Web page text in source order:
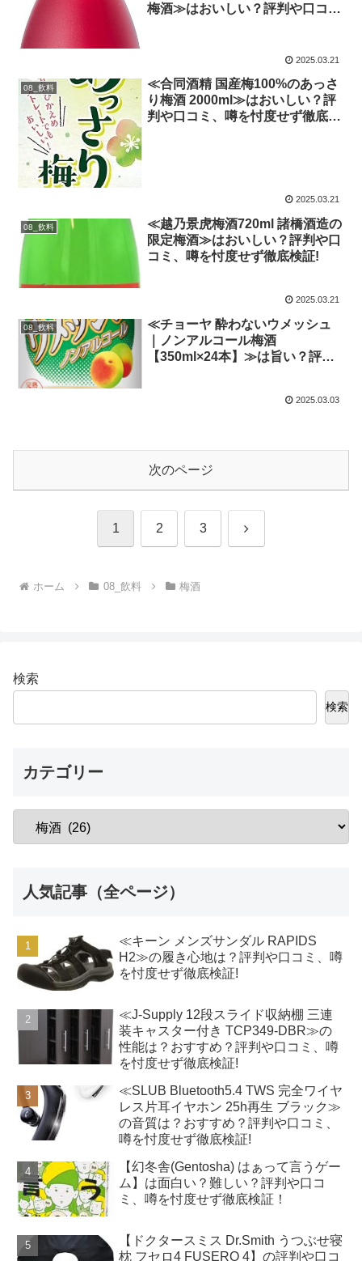
梅酒≫はおいしい？評判や口コ
2025.03.21
08_飲料
≪合同酒精 国産梅100%のあっさ
り梅酒 2000ml≫はおいしい？評
判や口コミ、噂を忖度せず徹底検
2025.03.21
08_飲料
≪越乃景虎梅酒720ml 諸橋酒造の
限定梅酒≫はおいしい？評判や口
コミ、噂を忖度せず徹底検証!
2025.03.21
08_飲料
≪チョーヤ 酔わないウメッシュ
｜ノンアルコール梅酒
【350ml×24本】≫は旨い？評判
2025.03.03
次のページ
1 2 3 次
ホーム 08_飲料 梅酒
検索
検索
カテゴリー
人気記事（全ページ）
≪キーン メンズサンダル RAPIDS
H2≫の履き心地は？評判や口コミ、噂
を忖度せず徹底検証!
≪J-Supply 12段スライド収納棚 三連
装キャスター付き TCP349-DBR≫の
性能は？おすすめ？評判や口コミ、噂
を忖度せず徹底検証!
≪SLUB Bluetooth5.4 TWS 完全ワイヤ
レス片耳イヤホン 25h再生 ブラック≫
の音質は？おすすめ？評判や口コミ、
噂を忖度せず徹底検証!
【幻冬舎(Gentosha) はぁって言うゲー
ム】は面白い？難しい？評判や口コ
ミ、噂を忖度せず徹底検証！
【ドクタースミス Dr.Smith うつぶせ寝
枕 フセロ4 FUSERO 4】の評判や口コ